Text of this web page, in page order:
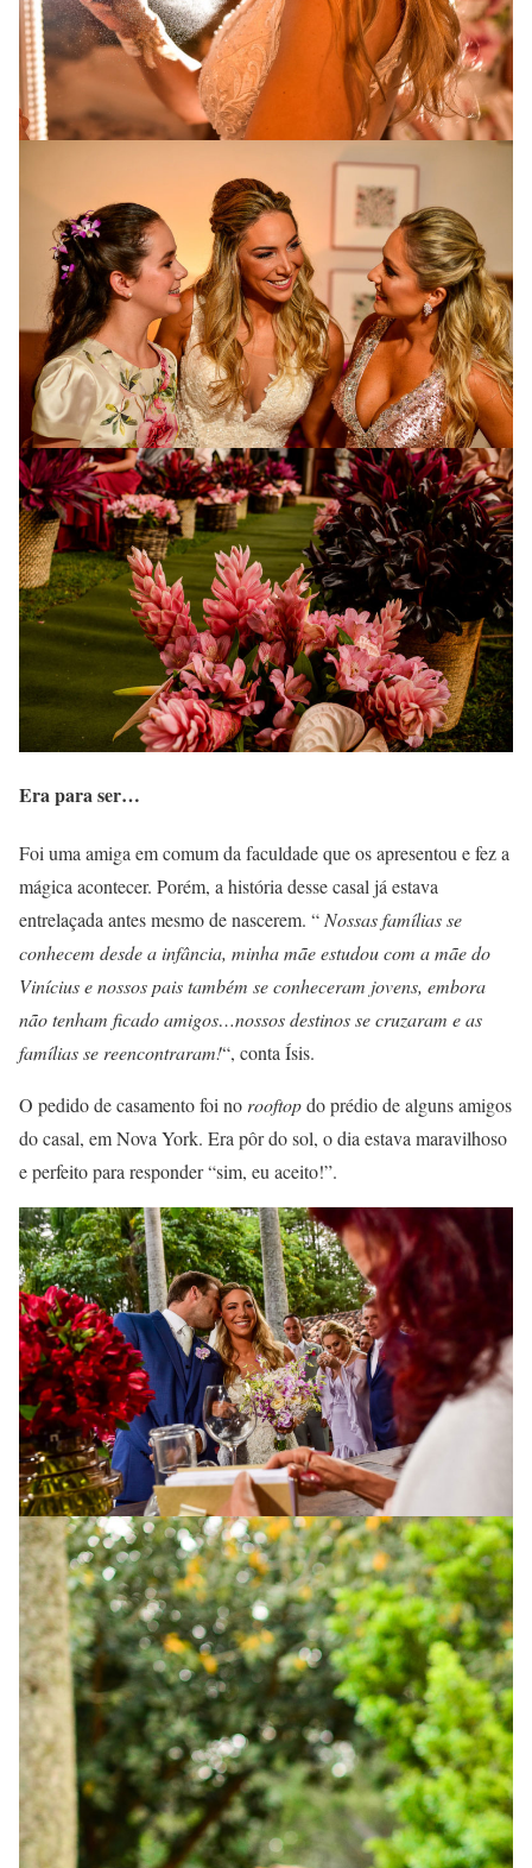
Era para ser…
Foi uma amiga em comum da faculdade que os apresentou e fez a
mágica acontecer. Porém, a história desse casal já estava
entrelaçada antes mesmo de nascerem. “ Nossas famílias se
conhecem desde a infância, minha mãe estudou com a mãe do
Vinícius e nossos pais também se conheceram jovens, embora
não tenham ficado amigos…nossos destinos se cruzaram e as
famílias se reencontraram!“, conta Ísis.
O pedido de casamento foi no rooftopdo prédio de alguns amigos
do casal, em Nova York. Era pôr do sol, o dia estava maravilhoso
e perfeito para responder “sim, eu aceito!”.